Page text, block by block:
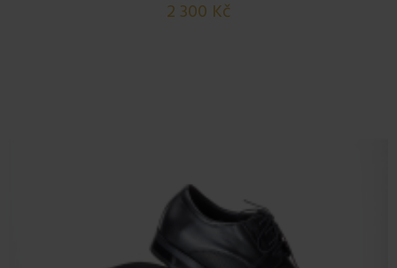
2 300 Kč